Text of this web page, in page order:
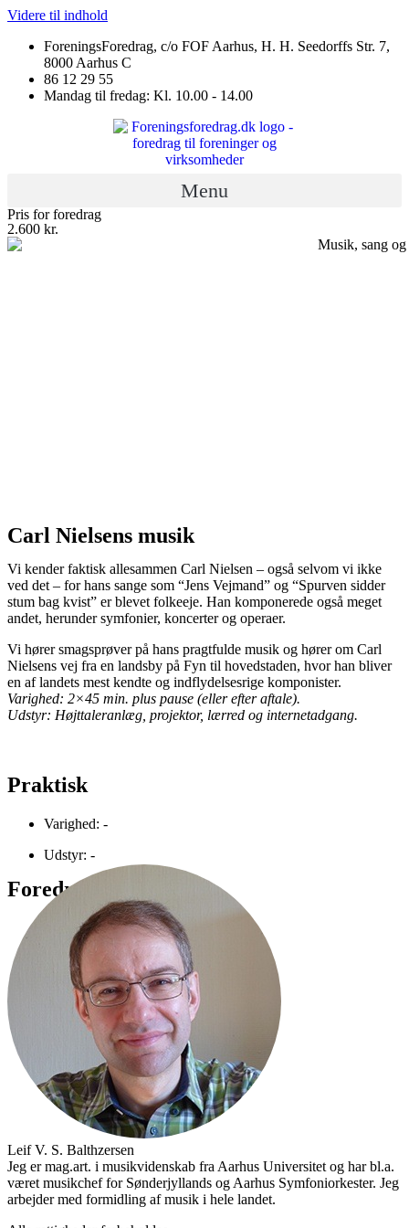
Videre til indhold
ForeningsForedrag, c/o FOF Aarhus, H. H. Seedorffs Str. 7,
8000 Aarhus C
86 12 29 55
Mandag til fredag: Kl. 10.00 - 14.00
Menu
Pris for foredrag
2.600 kr.
Carl Nielsens musik
Vi kender faktisk allesammen Carl Nielsen – også selvom vi ikke
ved det – for hans sange som “Jens Vejmand” og “Spurven sidder
stum bag kvist” er blevet folkeeje. Han komponerede også meget
andet, herunder symfonier, koncerter og operaer.
Vi hører smagsprøver på hans pragtfulde musik og hører om Carl
Nielsens vej fra en landsby på Fyn til hovedstaden, hvor han bliver
en af landets mest kendte og indflydelsesrige komponister.
Varighed: 2×45 min. plus pause (eller efter aftale).
Udstyr: Højttaleranlæg, projektor, lærred og internetadgang.
Praktisk
Varighed: -
Udstyr: -
Foredragsholder
Leif V. S. Balthzersen
Jeg er mag.art. i musikvidenskab fra Aarhus Universitet og har bl.a.
været musikchef for Sønderjyllands og Aarhus Symfoniorkester. Jeg
arbejder med formidling af musik i hele landet.